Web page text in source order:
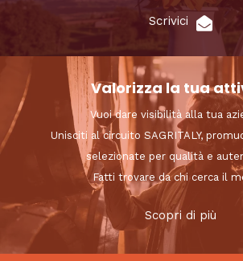
Scrivici
Valorizza la tua
Vuoi dare visibilità alla tua
Unisciti al circuito SAGRITALY,
selezionate per qualità e
Fatti trovare da chi cerca il
Scopri di più